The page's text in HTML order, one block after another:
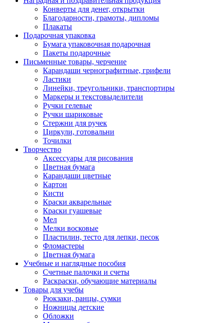
Конверты для денег, открытки
Благодарности, грамоты, дипломы
Плакаты
Подарочная упаковка
Бумага упаковочная подарочная
Пакеты подарочные
Письменные товары, черчение
Карандаши чернографитные, грифели
Ластики
Линейки, треугольники, транспортиры
Маркеры и текстовыделители
Ручки гелевые
Ручки шариковые
Стержни для ручек
Циркули, готовальни
Точилки
Творчество
Аксессуары для рисования
Цветная бумага
Карандаши цветные
Картон
Кисти
Краски акварельные
Краски гуашевые
Мел
Мелки восковые
Пластилин, тесто для лепки, песок
Фломастеры
Цветная бумага
Учебные и наглядные пособия
Счетные палочки и счеты
Раскраски, обучающие материалы
Товары для учебы
Рюкзаки, ранцы, сумки
Ножницы детские
Обложки